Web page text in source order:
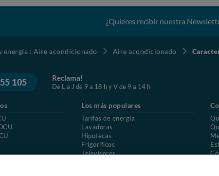
¿Quieres recibir nuestra
energía : Aire acondicionado Aire acondicionado
105 Reclama!
De L a J de 9 a 18 h y V de 9 a 14 h
Los más populares
Tarifas de energía
Lavadoras
Hipotecas
Frigoríficos
Televisores